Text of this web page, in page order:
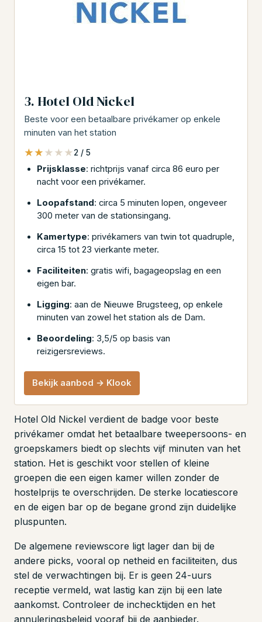
3. Hotel Old Nickel
Beste voor een betaalbare privékamer op enkele
minuten van het station
★★★★★
★★★★★2 / 5
Prijsklasse: richtprijs vanaf circa 86 euro per
nacht voor een privékamer.
Loopafstand : circa 5 minuten lopen, ongeveer
300 meter van de stationsingang.
Kamertype: privékamers van twin tot quadruple,
circa 15 tot 23 vierkante meter.
Faciliteiten: gratis wifi, bagageopslag en een
eigen bar.
Ligging: aan de Nieuwe Brugsteeg, op enkele
minuten van zowel het station als de Dam.
Beoordeling: 3,5/5 op basis van
reizigersreviews.
Bekijk aanbod → Klook
Hotel Old Nickel verdient de badge voor beste
privékamer omdat het betaalbare tweepersoons- en
groepskamers biedt op slechts vijf minuten van het
station. Het is geschikt voor stellen of kleine
groepen die een eigen kamer willen zonder de
hostelprijs te overschrijden. De sterke locatiescore
en de eigen bar op de begane grond zijn duidelijke
pluspunten.
De algemene reviewscore ligt lager dan bij de
andere picks, vooral op netheid en faciliteiten, dus
stel de verwachtingen bij. Er is geen 24-uurs
receptie vermeld, wat lastig kan zijn bij een late
aankomst. Controleer de inchecktijden en het
annuleringsbeleid vooraf bij de aanbieder.